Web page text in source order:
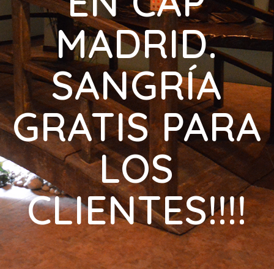
MADRID.
SANGRÍA
GRATIS PARA
LOS
CLIENTES!!!!